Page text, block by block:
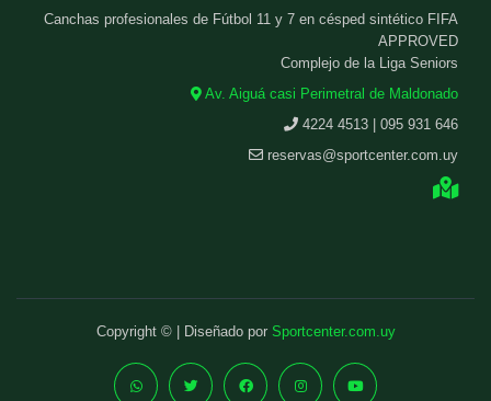
Canchas profesionales de Fútbol 11 y 7 en césped sintético FIFA
APPROVED
Complejo de la Liga Seniors
Av. Aiguá casi Perimetral de Maldonado
4224 4513 | 095 931 646
reservas@sportcenter.com.uy
Copyright © | Diseñado por Sportcenter.com.uy